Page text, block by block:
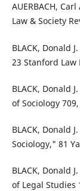
AUERBACH,
Law & Society
BLACK, Donald
23 Stanford Law
BLACK, Donald
of Sociology
BLACK, Donald
Sociology," 81
BLACK, Donald
of Legal Studies